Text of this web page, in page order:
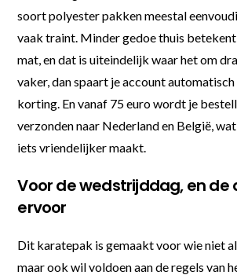
soort polyester pakken meestal
vaak traint. Minder gedoe thuis
mat, en dat is uiteindelijk waar het om
vaker, dan spaart je account
korting. En vanaf 75 euro wordt je
verzonden naar Nederland en België,
iets vriendelijker maakt.
Voor de wedstrijddag, en de
ervoor
Dit karatepak is gemaakt voor wie niet
maar ook wil voldoen aan de regels van